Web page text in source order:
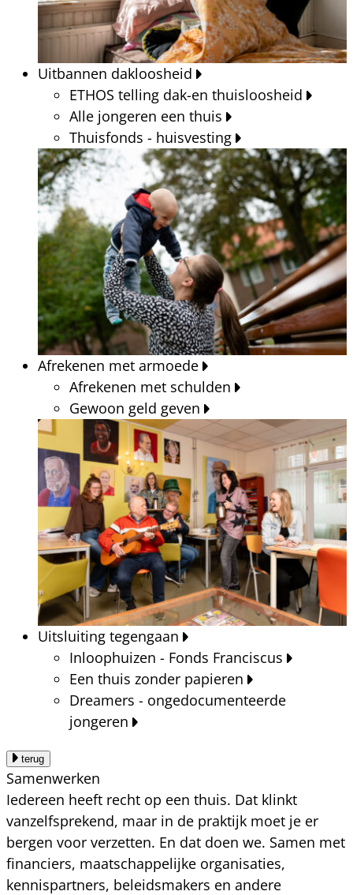
Uitbannen dakloosheid
ETHOS telling dak-en thuisloosheid
Alle jongeren een thuis
Thuisfonds - huisvesting
Afrekenen met armoede
Afrekenen met schulden
Gewoon geld geven
Uitsluiting tegengaan
Inloophuizen - Fonds Franciscus
Een thuis zonder papieren
Dreamers - ongedocumenteerde
jongeren
terug
Samenwerken
Iedereen heeft recht op een thuis. Dat klinkt
vanzelfsprekend, maar in de praktijk moet je er
bergen voor verzetten. En dat doen we. Samen met
financiers, maatschappelijke organisaties,
kennispartners, beleidsmakers en andere